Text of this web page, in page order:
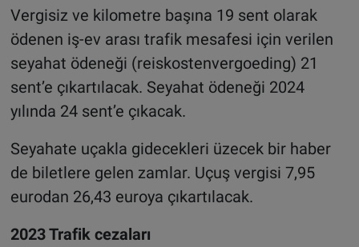
Vergisiz ve kilometre başına 19 sent olarak
ödenen iş-ev arası trafik mesafesi için verilen
seyahat ödeneği (reiskostenvergoeding) 21
sent’e çıkartılacak. Seyahat ödeneği 2024
yılında 24 sent’e çıkacak.
Seyahate uçakla gidecekleri üzecek bir haber
de biletlere gelen zamlar. Uçuş vergisi 7,95
eurodan 26,43 euroya çıkartılacak.
2023 Trafik cezaları